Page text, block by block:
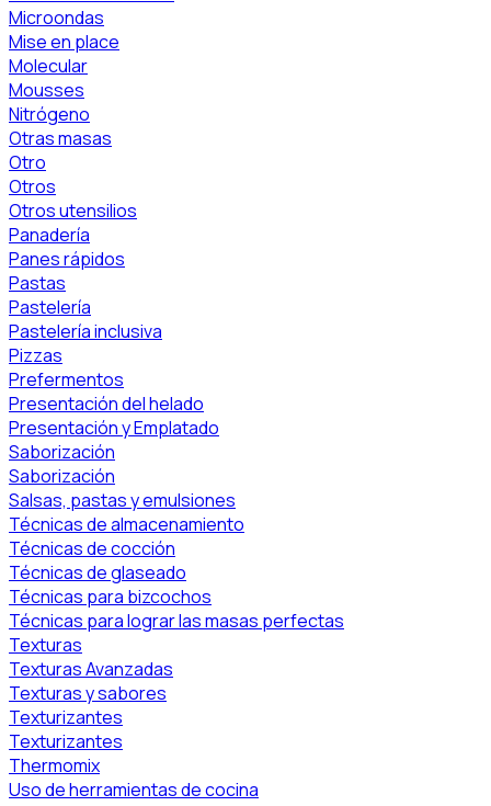
Microondas
Mise en place
Molecular
Mousses
Nitrógeno
Otras masas
Otro
Otros
Otros utensilios
Panadería
Panes rápidos
Pastas
Pastelería
Pastelería inclusiva
Pizzas
Prefermentos
Presentación del helado
Presentación y Emplatado
Saborización
Saborización
Salsas, pastas y emulsiones
Técnicas de almacenamiento
Técnicas de cocción
Técnicas de glaseado
Técnicas para bizcochos
Técnicas para lograr las masas perfectas
Texturas
Texturas Avanzadas
Texturas y sabores
Texturizantes
Texturizantes
Thermomix
Uso de herramientas de cocina